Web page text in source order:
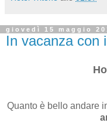
giovedì 15 maggio
In vacanza con
Quanto è bello andare